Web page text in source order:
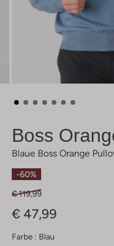
Boss
Blaue Boss Orange
-60%
€ 119,99
€ 47,99
Farbe : Blau